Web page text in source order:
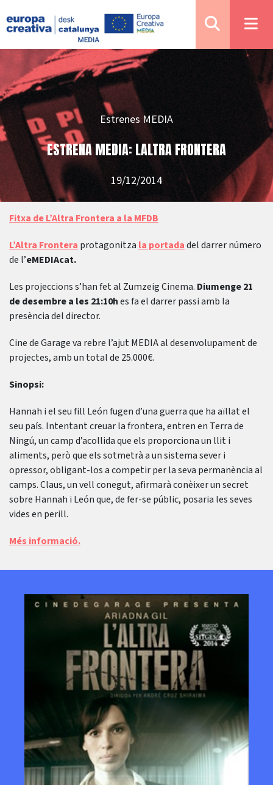
Estrenes MEDIA
ESTRENA MEDIA: LALTRA FRONTERA
19/12/2014
Fitxa de L’Altra Frontera a la MFDB
L’Altra Frontera protagonitza la portadadel darrer número
de l’eMEDIAcat.
Les projeccions s’han fet al Zumzeig Cinema. Diumenge 21
de desembre a les 21:10hes fa el darrer passi amb la
presència del director.
Cine de Garage va rebre l’ajut MEDIA al desenvolupament de
projectes, amb un total de 25.000€.
Sinopsi:
Hannah i el seu fill León fugen d’una guerra que ha aïllat el
seu país. Intentant creuar la frontera, entren en Terra de
Ningú, un camp d’acollida que els proporciona un llit i
aliments, però que els sotmetrà a un sistema sever i
opressor, obligant-los a competir per la seva permanència al
camps. Claus, un vell conegut, afirmarà conèixer un secret
sobre Hannah i León que, de fer-se públic, posaria les seves
vides en perill.
Més informació.